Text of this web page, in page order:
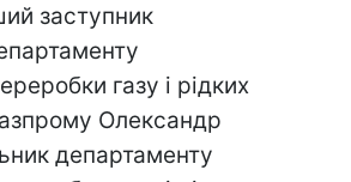
заступник
газу і рідких
Олександр
департаменту